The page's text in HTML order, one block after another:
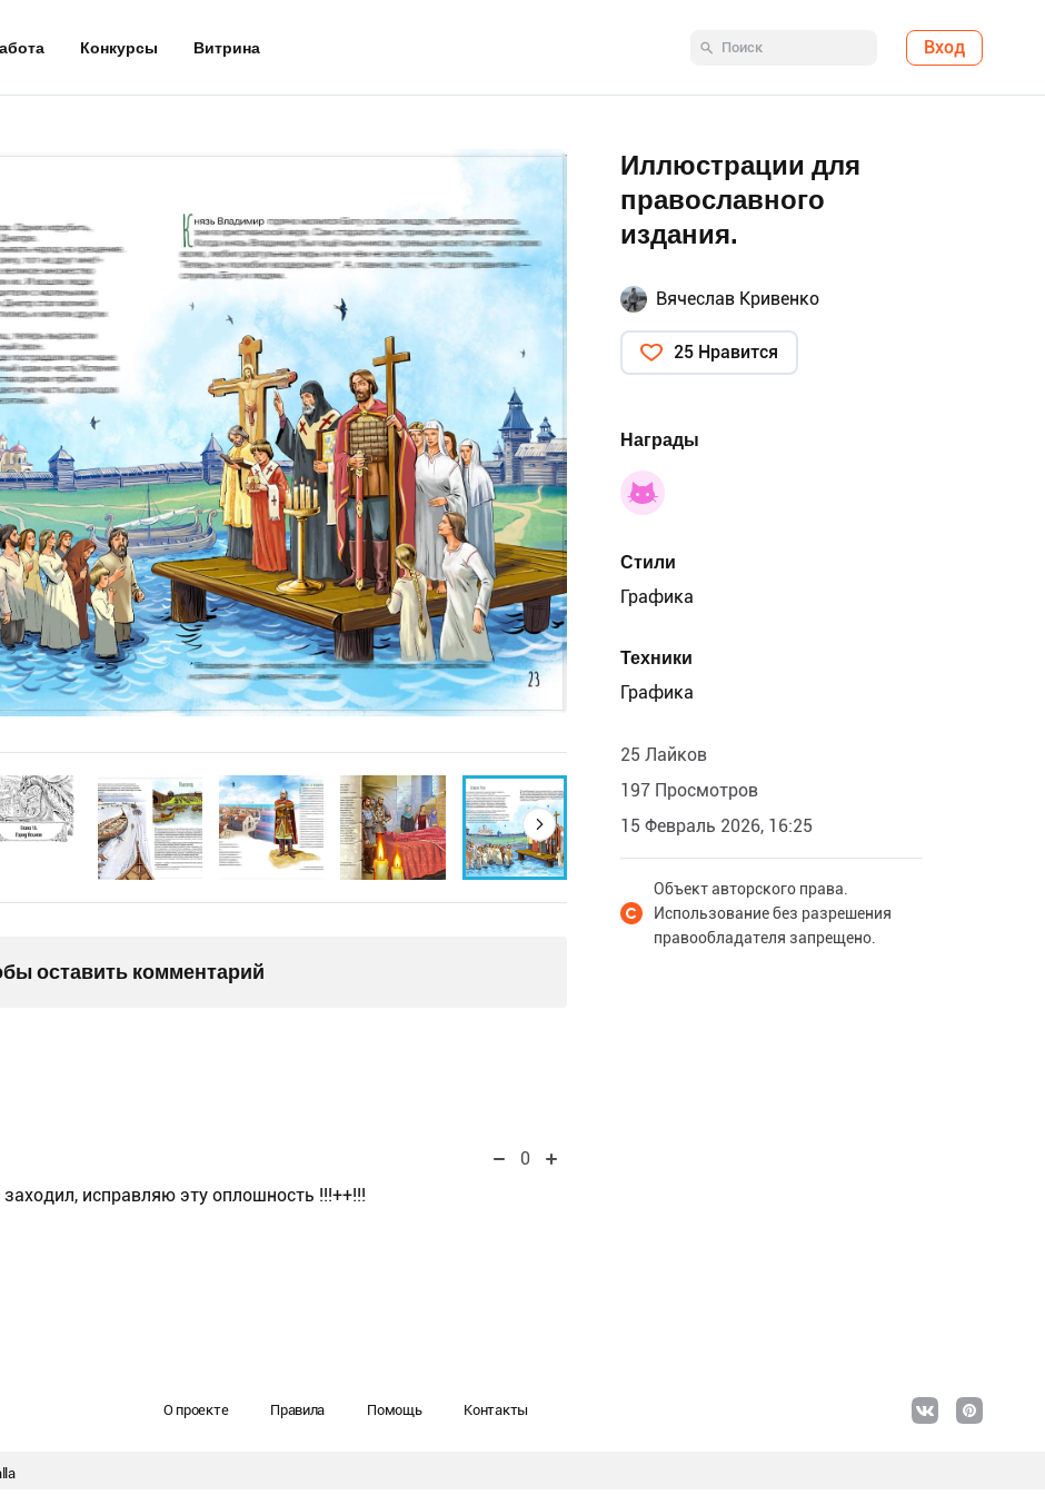
Конкурсы Витрина Вход
оставить комментарий
0
исправляю эту оплошность !!!++!!!
Иллюстрации для
православного
издания.
Вячеслав Кривенко
25 Нравится
Награды
Стили
Графика
Техники
Графика
25 Лайков
197 Просмотров
15 Февраль 2026, 16:25
Объект авторского права.
Использование без разрешения
правообладателя запрещено.
О проекте Правила Помощь Контакты